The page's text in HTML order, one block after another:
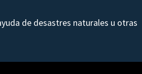
de desastres naturales u otras